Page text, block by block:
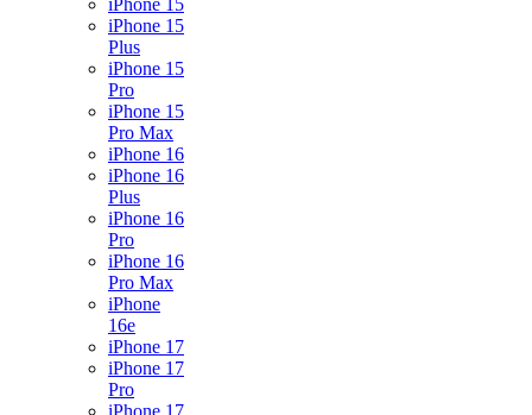
iPhone 15
iPhone 15
Plus
iPhone 15
Pro
iPhone 15
Pro Max
iPhone 16
iPhone 16
Plus
iPhone 16
Pro
iPhone 16
Pro Max
iPhone
16e
iPhone 17
iPhone 17
Pro
iPhone 17